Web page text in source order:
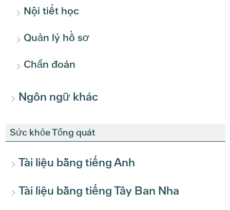
Nội tiết học
Quản lý hồ sơ
Chẩn đoán
Ngôn ngữ khác
Sức khỏe Tổng quát
Tài liệu bằng tiếng Anh
Tài liệu bằng tiếng Tây Ban Nha